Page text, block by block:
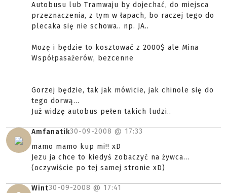
Autobusu lub Tramwaju by dojechać, do miejsca
przeznaczenia, z tym w łapach, bo raczej tego do
plecaka się nie schowa.. np. JA..
Mozę i będzie to kosztować z 2000$ ale Mina
Współpasażerów, bezcenne
Gorzej będzie, tak jak mówicie, jak chinole się do
tego dorwą...
Już widzę autobus pełen takich ludzi..
Amfanatik30-09-2008 @ 17:33
mamo mamo kup mi!! xD
Jezu ja chce to kiedyś zobaczyć na żywca...
(oczywiście po tej samej stronie xD)
Wint30-09-2008 @ 17:41